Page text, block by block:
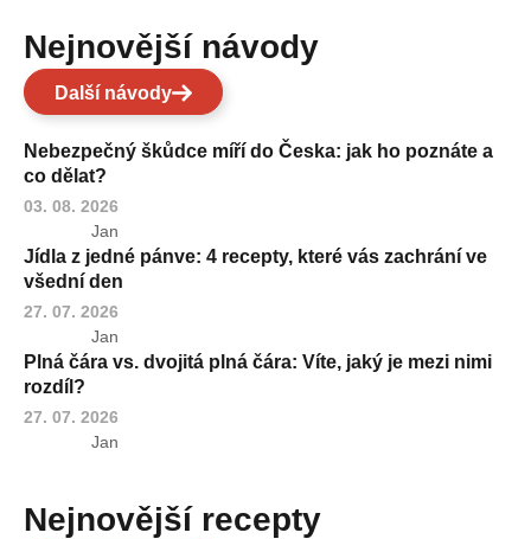
Nejnovější návody
Další návody
Nebezpečný škůdce míří do Česka: jak ho poznáte a
co dělat?
03. 08. 2026
Jan
Jídla z jedné pánve: 4 recepty, které vás zachrání ve
všední den
27. 07. 2026
Jan
Plná čára vs. dvojitá plná čára: Víte, jaký je mezi nimi
rozdíl?
27. 07. 2026
Jan
Nejnovější recepty